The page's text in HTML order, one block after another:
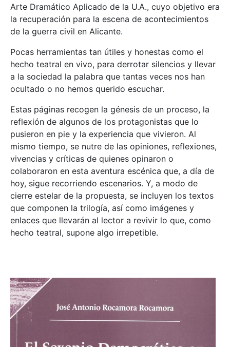
Arte Dramático Aplicado de la U.A., cuyo objetivo era
la recuperación para la escena de acontecimientos
de la guerra civil en Alicante.
Pocas herramientas tan útiles y honestas como el
hecho teatral en vivo, para derrotar silencios y llevar
a la sociedad la palabra que tantas veces nos han
ocultado o no hemos querido escuchar.
Estas páginas recogen la génesis de un proceso, la
reflexión de algunos de los protagonistas que lo
pusieron en pie y la experiencia que vivieron. Al
mismo tiempo, se nutre de las opiniones, reflexiones,
vivencias y críticas de quienes opinaron o
colaboraron en esta aventura escénica que, a día de
hoy, sigue recorriendo escenarios. Y, a modo de
cierre estelar de la propuesta, se incluyen los textos
que componen la trilogía, así como imágenes y
enlaces que llevarán al lector a revivir lo que, como
hecho teatral, supone algo irrepetible.